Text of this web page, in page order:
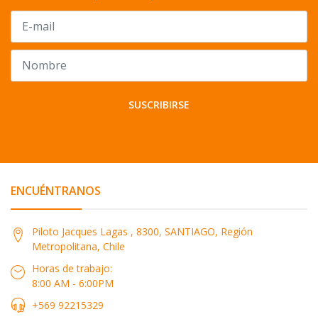
SUSCRIBIRSE
ENCUÉNTRANOS
Piloto Jacques Lagas , 8300, SANTIAGO, Región
Metropolitana, Chile
Horas de trabajo:
8:00 AM - 6:00PM
+569 92215329